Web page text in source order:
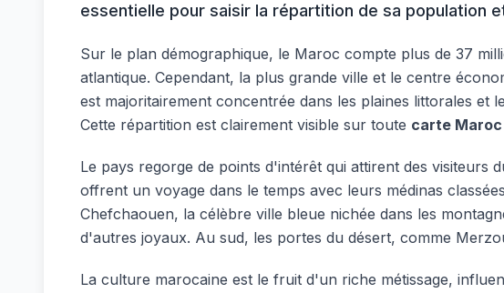
essentielle pour saisir la répartition de sa population
Sur le plan démographique, le Maroc compte plus de 37
atlantique. Cependant, la plus grande ville et le centre
est majoritairement concentrée dans les plaines littorales et
Cette répartition est clairement visible sur toute carte Maroc
Le pays regorge de points d'intérêt qui attirent des visiteurs
offrent un voyage dans le temps avec leurs médinas
Chefchaouen, la célèbre ville bleue nichée dans les
d'autres joyaux. Au sud, les portes du désert, comme
La culture marocaine est le fruit d'un riche métissage,